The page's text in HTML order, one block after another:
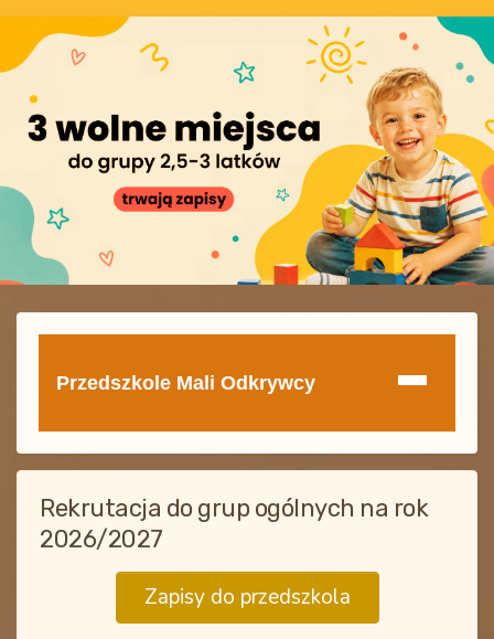
Przedszkole Mali Odkrywcy
Rekrutacja do grup ogólnych na rok
2026/2027
Zapisy do przedszkola